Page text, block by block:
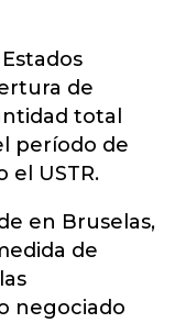
de
total
período de
el USTR.
en Bruselas,
de
negociado